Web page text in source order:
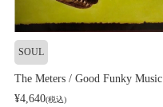
SOUL
The Meters / Good Funky Music
¥4,640(税込)